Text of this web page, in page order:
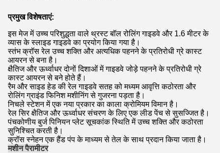
प्रमुख विशेषताएं:
इस मेज में उच्च परिशुद्धता वाले थ्रस्ट बॉल रोलिंग गाइडवे और 1.6 मीटर के
व्यास के स्लाइड गाइडवे का प्रयोग किया गया है।
स्तंभ क्रॉस रेल उच्च शक्ति और अत्यधिक पहनने के प्रतिरोधी ग्रे कास्ट
आयरन से बना है।
क्षैतिज और ऊर्ध्वाधर दोनों दिशाओं में गाइडवे जोड़े पहनने के प्रतिरोधी ग्रे
कास्ट आयरन से बने होते हैं।
रैम और साइड हेड की रेल गाइडवे सतह को मध्यम आवृत्ति कठोरता और
रोलिंग ग्राइंड फिनिश मशीनिंग से गुजरना पड़ता है।
निचले स्टेशन में एक नया प्रकार का काला क्रोमियम विमान है।
रेल सिर क्षैतिज और ऊर्ध्वाधर संचरण के लिए एक लीड पेंच से सुसज्जित है।
पंचकोणीय बुर्ज पिनियन प्लेट सूचकांक स्थिति में उच्च शक्ति और कठोरता
सुनिश्चित करती है।
क्रॉस स्नेहन एक हैंड पंप के माध्यम से तेल के साथ प्रदान किया जाता है।
मशीन पैरामीटर